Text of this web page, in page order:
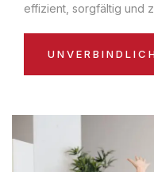
effizient, sorgfältig und